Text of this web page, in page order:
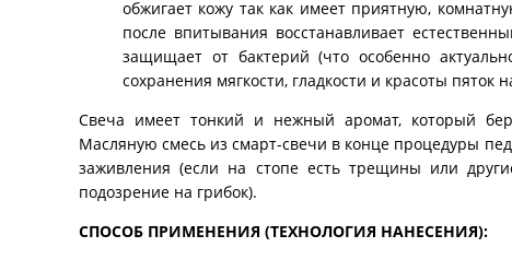
обжигает кожу так как имеет приятную,
после впитывания восстанавливает
защищает от бактерий (что особенно
сохранения мягкости, гладкости и красоты пяток
Свеча имеет тонкий и нежный аромат, который
Масляную смесь из смарт-свечи в конце процедуры
заживления (если на стопе есть трещины или
подозрение на грибок).
СПОСОБ ПРИМЕНЕНИЯ (ТЕХНОЛОГИЯ НАНЕСЕНИЯ):